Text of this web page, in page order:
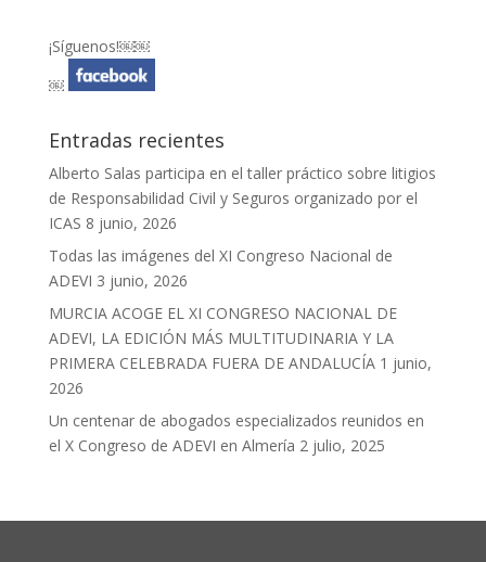
¡Síguenos!￼￼
￼
Entradas recientes
Alberto Salas participa en el taller práctico sobre litigios
de Responsabilidad Civil y Seguros organizado por el
ICAS 8 junio, 2026
Todas las imágenes del XI Congreso Nacional de
ADEVI 3 junio, 2026
MURCIA ACOGE EL XI CONGRESO NACIONAL DE
ADEVI, LA EDICIÓN MÁS MULTITUDINARIA Y LA
PRIMERA CELEBRADA FUERA DE ANDALUCÍA 1 junio,
2026
Un centenar de abogados especializados reunidos en
el X Congreso de ADEVI en Almería 2 julio, 2025